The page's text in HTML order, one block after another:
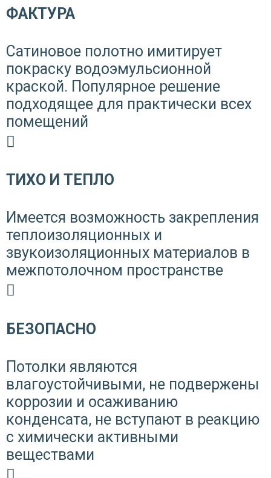
ФАКТУРА
Сатиновое полотно имитирует
покраску водоэмульсионной
краской. Популярное решение
подходящее для практически всех
помещений
ТИХО И ТЕПЛО
Имеется возможность закрепления
теплоизоляционных и
звукоизоляционных материалов в
межпотолочном пространстве
БЕЗОПАСНО
Потолки являются
влагоустойчивыми, не подвержены
коррозии и осаживанию
конденсата, не вступают в реакцию
с химически активными
веществами